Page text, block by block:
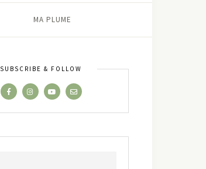
MA PLUME
SUBSCRIBE & FOLLOW